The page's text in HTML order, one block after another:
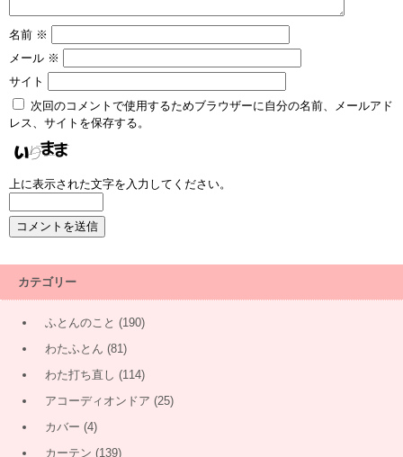
名前 ※
メール ※
サイト
次回のコメントで使用するためブラウザーに自分の名前、メールアド
レス、サイトを保存する。
上に表示された文字を入力してください。
カテゴリー
ふとんのこと (190)
わたふとん (81)
わた打ち直し (114)
アコーディオンドア (25)
カバー (4)
カーテン (139)